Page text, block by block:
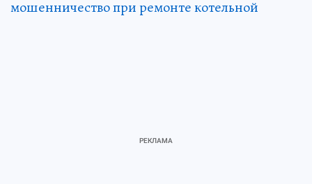
мошенничество при ремонте котельной